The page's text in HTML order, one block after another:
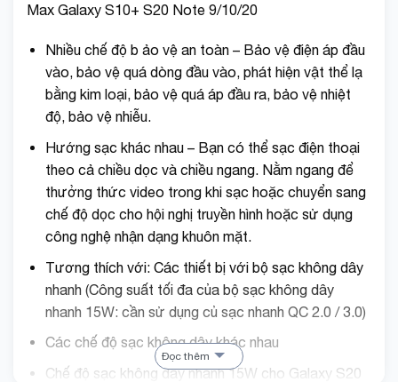
Max Galaxy S10+ S20 Note 9/10/20
Nhiều chế độ b ảo vệ an toàn – Bảo vệ điện áp đầu
vào, bảo vệ quá dòng đầu vào, phát hiện vật thể lạ
bằng kim loại, bảo vệ quá áp đầu ra, bảo vệ nhiệt
độ, bảo vệ nhiễu.
Hướng sạc khác nhau – Bạn có thể sạc điện thoại
theo cả chiều dọc và chiều ngang. Nằm ngang để
thưởng thức video trong khi sạc hoặc chuyển sang
chế độ dọc cho hội nghị truyền hình hoặc sử dụng
công nghệ nhận dạng khuôn mặt.
Tương thích với: Các thiết bị với bộ sạc không dây
nhanh (Công suất tối đa của bộ sạc không dây
nhanh 15W: cần sử dụng củ sạc nhanh QC 2.0 / 3.0)
Các chế độ sạc không dây khác nhau
Chế độ sạc không dây nhanh 15W cho Galaxy S20
Đọc thêm